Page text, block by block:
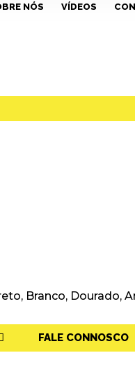
NÓS VÍDEOS
Branco, Dourado,
FALE CONNOSCO